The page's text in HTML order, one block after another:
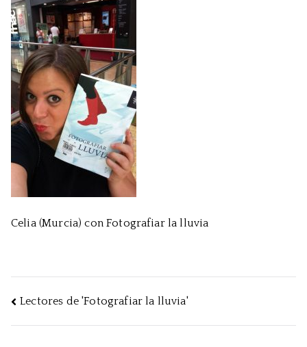
Celia (Murcia) con Fotografiar la lluvia
Navegación
de
Lectores de 'Fotografiar la lluvia'